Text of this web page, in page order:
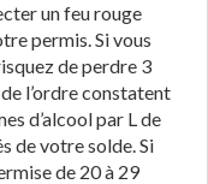
un feu rouge
permis. Si vous
de perdre 3
l’ordre constatent
d’alcool par L de
de votre solde. Si
de 20 à 29